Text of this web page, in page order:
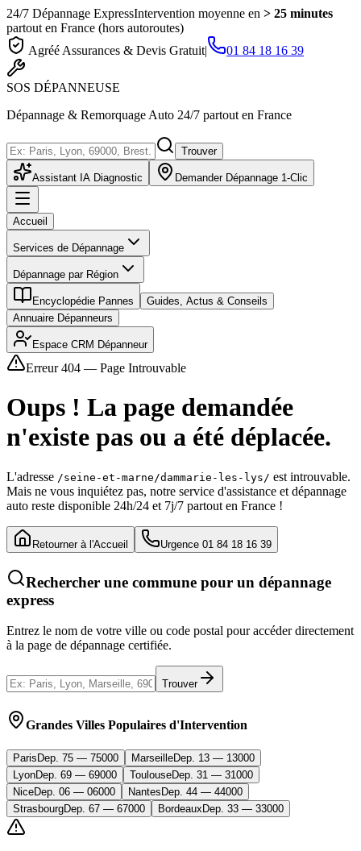
24/7 Dépannage ExpressIntervention moyenne en > 25 minutes
partout en France (hors autoroutes)
Agréé Assurances & Devis Gratuit| 01 84 18 16 39
SOS DÉPANNEUSE
Dépannage & Remorquage Auto 24/7 partout en France
Trouver
Assistant IA Diagnostic Demander Dépannage 1-Clic
Accueil
Services de Dépannage
Dépannage par Région
Encyclopédie Pannes
Guides, Actus & Conseils
Annuaire Dépanneurs
Espace CRM Dépanneur
Erreur 404 — Page Introuvable
Oups ! La page demandée
n'existe pas ou a été déplacée.
L'adresse /seine-et-marne/dammarie-les-lys/ est introuvable.
Mais ne vous inquiétez pas, notre service d'assistance et dépannage
auto reste disponible 24h/24 et 7j/7 partout en France !
Retourner à l'Accueil Urgence 01 84 18 16 39
Rechercher une commune pour un dépannage
express
Entrez le nom de votre ville ou code postal pour accéder directement
à la page de dépannage certifiée.
Trouver
Grandes Villes Populaires d'Intervention
Paris Dep. 75 — 75000 MarseilleDep. 13 — 13000
LyonDep. 69 — 69000 ToulouseDep. 31 — 31000
NiceDep. 06 — 06000 Nantes Dep. 44 — 44000
StrasbourgDep. 67 — 67000 Bordeaux Dep. 33 — 33000